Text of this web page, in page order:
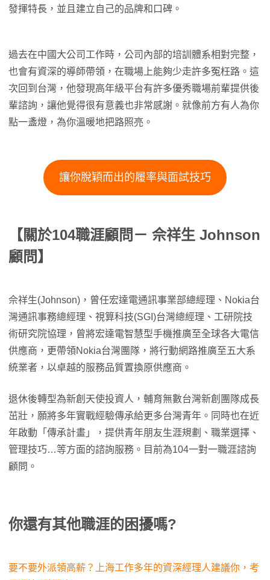
發揮特長，並且建立自己的品牌和口碑。
過去在中國大公司工作時，公司內部的培訓體系相對完整，
也會有資深的導師帶領，在職場上能夠少走許多冤枉路。這
次回到台灣，他發現高年級平台有許多優秀職場前輩提供後
輩諮詢，讓他覺得很有意義也非常感謝。就像前方有人為你
點一盞燈，為你溫暖地把路照亮。
讓你脫穎而出的履率與面試技巧
【關於104職涯顧問－ 佘祥生 Johnson
顧問】
佘祥生(Johnson)，曾任宏達電通訊事業部總經理、Nokia台
灣通訊事務總經理、視算科技(SGI)台灣總經理、工研院技
術研究院協理，曾將宏達電智慧型手機推廣至全球各大電信
供應商，更帶領Nokia台灣團隊，將行動網路推廣至五大系
統業者，以卓越的服務品質置換原供應商。
退休後轉型為新創天使投資人，輔育無數台灣新創團隊成長
茁壯，願將多年實戰經驗傳承給更多台灣青年。同時也在近
年啟動「傳承計畫」，提供青年朋友生涯規劃、職業選擇、
管理技巧…等方面的諮詢服務。目前為104一對一職涯諮詢
顧問。
你還有其他職涯的困擾嗎?
要不要外派領高薪？上海工作多年的資深經理人建議你，考